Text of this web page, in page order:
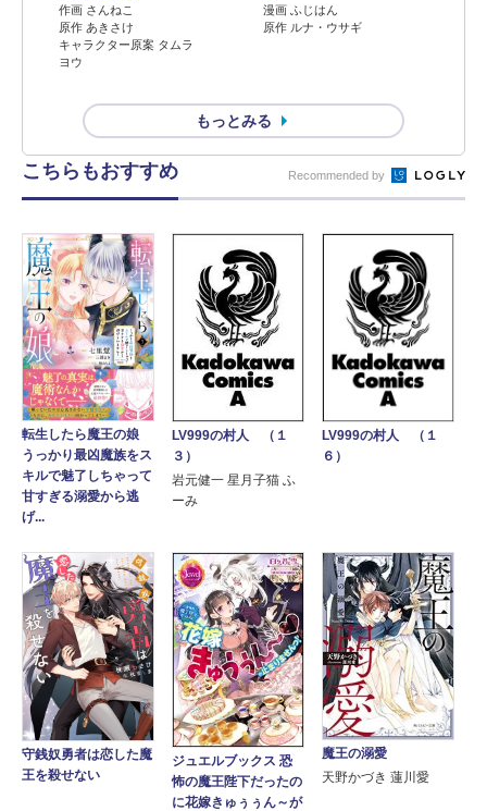
作画 さんねこ
原作 あきさけ
キャラクター原案 タムラ
ヨウ
漫画 ふじはん
原作 ルナ・ウサギ
もっとみる
こちらもおすすめ Recommended by
転生したら魔王の娘
うっかり最凶魔族をス
キルで魅了しちゃって
甘すぎる溺愛から逃
げ...
LV999の村人 （１
３）
岩元健一 星月子猫 ふ
ーみ
LV999の村人 （１
６）
守銭奴勇者は恋した魔
王を殺せない
ジュエルブックス 恐
怖の魔王陛下だったの
に花嫁きゅぅぅん～が
魔王の溺愛
天野かづき 蓮川愛